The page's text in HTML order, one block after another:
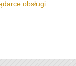
obsługi